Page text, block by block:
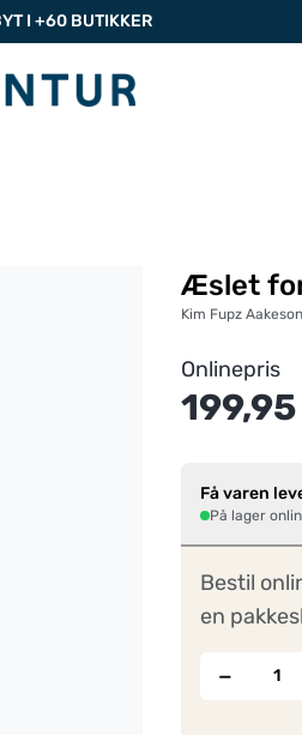
I +60 BUTIKKER
Æslet
Kim Fupz Aakeson
Onlinepris
199,95
Få varen
På lager
Bestil
en
−